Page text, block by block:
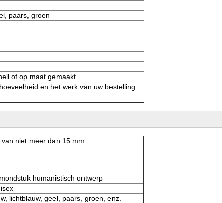
paars, groen
of op maat gemaakt
en het werk van uw bestelling
niet meer dan 15 mm
humanistisch ontwerp
lichtblauw, geel, paars, groen, enz.